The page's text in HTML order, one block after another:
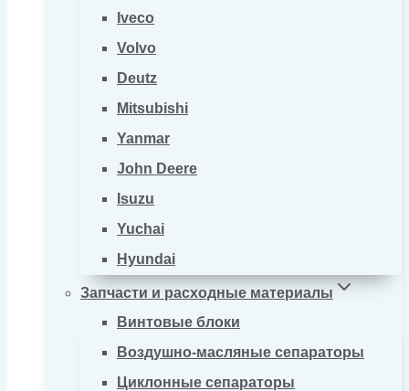
Iveco
Volvo
Deutz
Mitsubishi
Yanmar
John Deere
Isuzu
Yuchai
Hyundai
Запчасти и расходные материалы
Винтовые блоки
Воздушно-масляные сепараторы
Циклонные сепараторы